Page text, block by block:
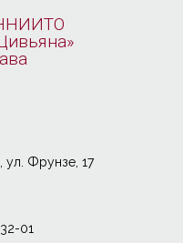
ул. Фрунзе, 17
01